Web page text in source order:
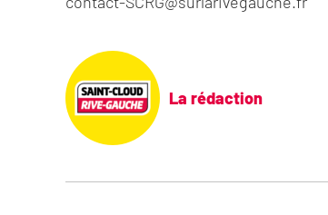
La rédaction